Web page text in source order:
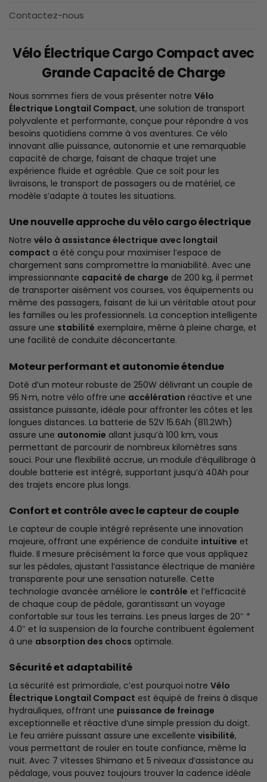
Contactez-nous
Vélo Électrique Cargo Compact avec
Grande Capacité de Charge
Nous sommes fiers de vous présenter notre Vélo
Électrique Longtail Compact, une solution de transport
polyvalente et performante, conçue pour répondre à vos
besoins quotidiens comme à vos aventures. Ce vélo
innovant allie puissance, autonomie et une remarquable
capacité de charge, faisant de chaque trajet une
expérience fluide et agréable. Que ce soit pour les
livraisons, le transport de passagers ou de matériel, ce
modèle s’adapte à toutes les situations.
Une nouvelle approche du vélo cargo électrique
Notre vélo à assistance électrique avec longtail
compact a été conçu pour maximiser l’espace de
chargement sans compromettre la maniabilité. Avec une
impressionnante capacité de charge de 200 kg, il permet
de transporter aisément vos courses, vos équipements ou
même des passagers, faisant de lui un véritable atout pour
les familles ou les professionnels. La conception intelligente
assure une stabilité exemplaire, même à pleine charge, et
une facilité de conduite déconcertante.
Moteur performant et autonomie étendue
Doté d’un moteur robuste de 250W délivrant un couple de
95 N·m, notre vélo offre une accélération réactive et une
assistance puissante, idéale pour affronter les côtes et les
longues distances. La batterie de 52V 15.6Ah (811.2Wh)
assure une autonomie allant jusqu’à 100 km, vous
permettant de parcourir de nombreux kilomètres sans
souci. Pour une flexibilité accrue, un module d’équilibrage à
double batterie est intégré, supportant jusqu’à 40Ah pour
des trajets encore plus longs.
Confort et contrôle avec le capteur de couple
Le capteur de couple intégré représente une innovation
majeure, offrant une expérience de conduite intuitive et
fluide. Il mesure précisément la force que vous appliquez
sur les pédales, ajustant l’assistance électrique de manière
transparente pour une sensation naturelle. Cette
technologie avancée améliore le contrôle et l’efficacité
de chaque coup de pédale, garantissant un voyage
confortable sur tous les terrains. Les pneus larges de 20″ *
4.0″ et la suspension de la fourche contribuent également
à une absorption des chocs optimale.
Sécurité et adaptabilité
La sécurité est primordiale, c’est pourquoi notre Vélo
Électrique Longtail Compact est équipé de freins à disque
hydrauliques, offrant une puissance de freinage
exceptionnelle et réactive d’une simple pression du doigt.
Le feu arrière puissant assure une excellente visibilité,
vous permettant de rouler en toute confiance, même la
nuit. Avec 7 vitesses Shimano et 5 niveaux d’assistance au
pédalage, vous pouvez toujours trouver la cadence idéale